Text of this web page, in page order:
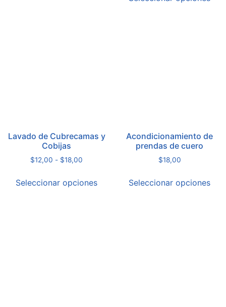
Lavado de Cubrecamas y
Cobijas
$12,00 - $18,00
Seleccionar opciones
Acondicionamiento de
prendas de cuero
$18,00
Seleccionar opciones